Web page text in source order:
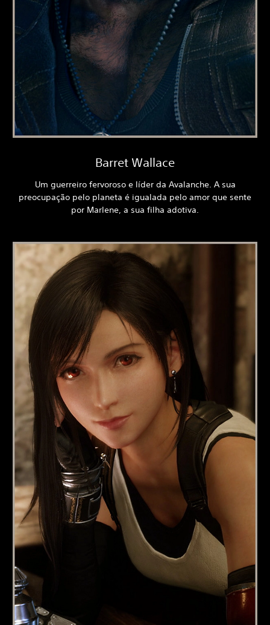
Barret Wallace
Um guerreiro fervoroso e líder da Avalanche. A sua
preocupação pelo planeta é igualada pelo amor que sente
por Marlene, a sua filha adotiva.